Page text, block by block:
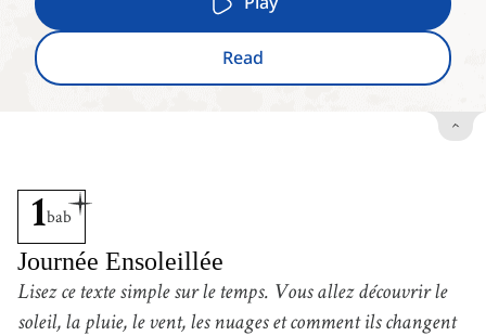
Read
1bab
Journée Ensoleillée
Lisez ce texte simple sur le temps. Vous allez découvrir le
soleil, la pluie, le vent, les nuages et comment ils changent